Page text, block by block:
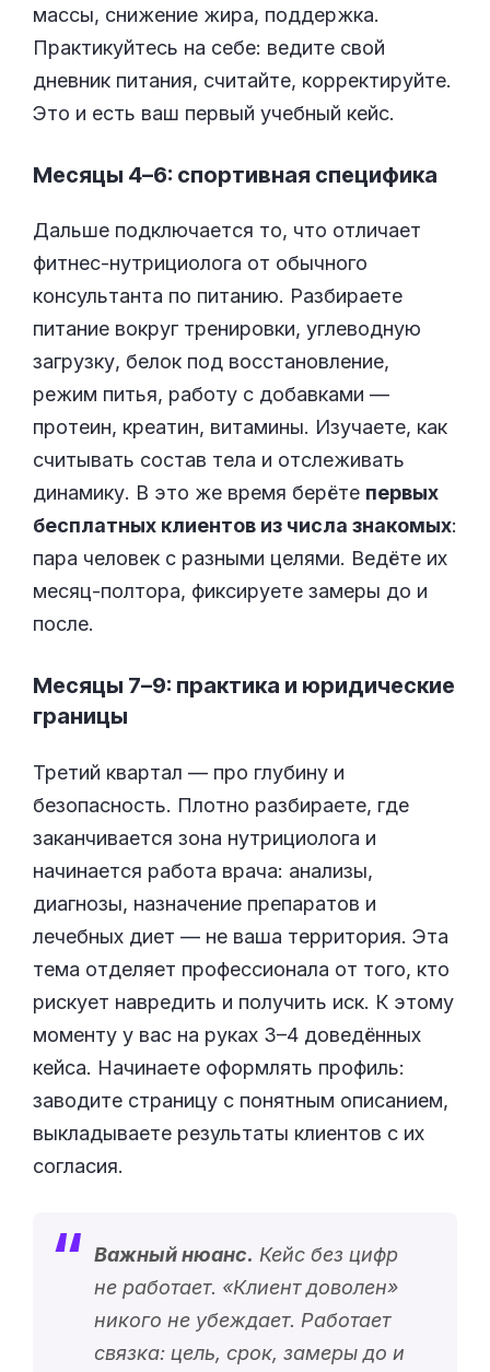
массы, снижение жира, поддержка.
Практикуйтесь на себе: ведите свой
дневник питания, считайте, корректируйте.
Это и есть ваш первый учебный кейс.
Месяцы 4–6: спортивная специфика
Дальше подключается то, что отличает
фитнес-нутрициолога от обычного
консультанта по питанию. Разбираете
питание вокруг тренировки, углеводную
загрузку, белок под восстановление,
режим питья, работу с добавками —
протеин, креатин, витамины. Изучаете, как
считывать состав тела и отслеживать
динамику. В это же время берёте первых
бесплатных клиентов из числа знакомых:
пара человек с разными целями. Ведёте их
месяц-полтора, фиксируете замеры до и
после.
Месяцы 7–9: практика и юридические
границы
Третий квартал — про глубину и
безопасность. Плотно разбираете, где
заканчивается зона нутрициолога и
начинается работа врача: анализы,
диагнозы, назначение препаратов и
лечебных диет — не ваша территория. Эта
тема отделяет профессионала от того, кто
рискует навредить и получить иск. К этому
моменту у вас на руках 3–4 доведённых
кейса. Начинаете оформлять профиль:
заводите страницу с понятным описанием,
выкладываете результаты клиентов с их
согласия.
Важный нюанс. Кейс без цифр
не работает. «Клиент доволен»
никого не убеждает. Работает
связка: цель, срок, замеры до и